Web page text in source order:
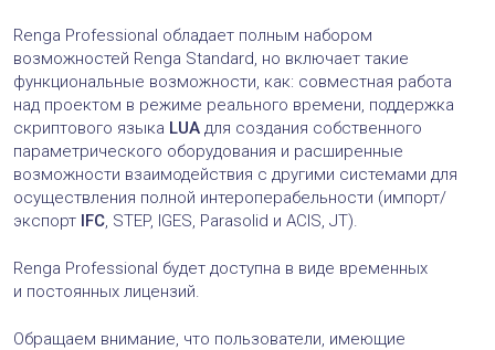
Renga Professional обладает полным набором
возможностей Renga Standard, но включает такие
функциональные возможности, как: совместная работа
над проектом в режиме реального времени, поддержка
скриптового языка LUA для создания собственного
параметрического оборудования и расширенные
возможности взаимодействия с другими системами для
осуществления полной интероперабельности (импорт/
экспорт IFC, STEP, IGES, Parasolid и AСIS, JT).
Renga Professional будет доступна в виде временных
и постоянных лицензий.
Обращаем внимание, что пользователи, имеющие